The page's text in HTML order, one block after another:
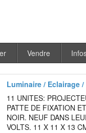
Vendre
Luminaire / Eclairage
11 UNITES:
PATTE DE FIXATION
NOIR. NEUF DANS
VOLTS. 11 X 11 X 13